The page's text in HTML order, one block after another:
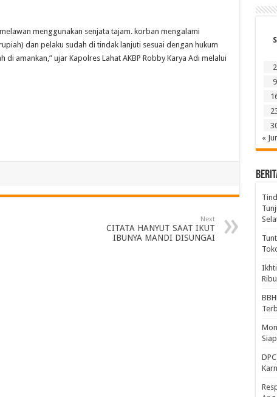
menggunakan senjata tajam. korban mengalami
dan pelaku sudah di tindak lanjuti sesuai dengan hukum
amankan,” ujar Kapolres Lahat AKBP Robby Karya Adi melalui
Next
CITATA HANYUT SAAT IKUT
IBUNYA MANDI DISUNGAI
S
2
9
«